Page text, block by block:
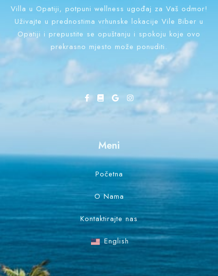
Villa u Opatiji, potpuni wellness ugođaj za Vaš odmor!
Uživajte u prednostima vrhunske lokacije Vile Biber u
Opatiji i prepustite se opuštanju i spokoju koje ovo
prekrasno mjesto može ponuditi.
Meni
Početna
O Nama
Kontaktirajte nas
English
1
Djeca
0